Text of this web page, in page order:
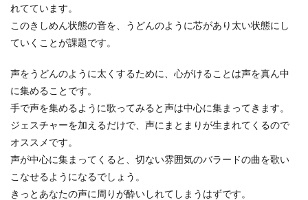
れてています。
このきしめん状態の音を、うどんのように芯があり太い状態にし
ていくことが課題です。
声をうどんのように太くするために、心がけることは声を真ん中
に集めることです。
手で声を集めるように歌ってみると声は中心に集まってきます。
ジェスチャーを加えるだけで、声にまとまりが生まれてくるので
オススメです。
声が中心に集まってくると、切ない雰囲気のバラードの曲を歌い
こなせるようになるでしょう。
きっとあなたの声に周りが酔いしれてしまうはずです。